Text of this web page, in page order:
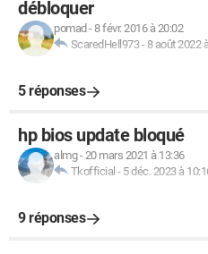
débloquer
pomad -8 févr. 2016 à 20:02
ScaredHell973- 8 août 2022
5 réponses
hp bios update bloqué
almg-20 mars 2021 à 13:36
Tkofficial - 5 déc. 2023 à
9 réponses